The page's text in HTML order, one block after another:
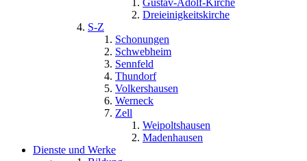
Dreieinigkeitskirche
S-Z
Schonungen
Schwebheim
Sennfeld
Thundorf
Volkershausen
Werneck
Zell
Weipoltshausen
Madenhausen
Dienste und Werke